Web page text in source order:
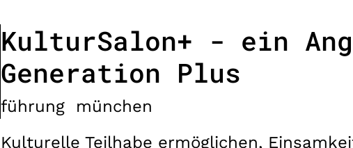
KulturSalon+ - ein
Generation Plus
führung
münchen
Kulturelle Teilhabe ermöglichen,